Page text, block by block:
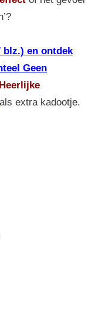
blz.) en ontdek
Geen
als extra kadootje.